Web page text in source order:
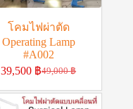
โคมไฟผ่าตัด
Operating Lamp
#A002
49,000฿
39,500 ฿